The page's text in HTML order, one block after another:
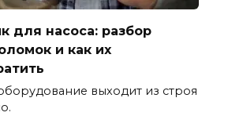
для насоса: разбор
и как их
выходит из строя